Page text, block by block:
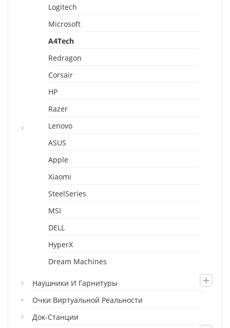
Logitech
Microsoft
A4Tech
Redragon
Corsair
HP
Razer
Lenovo
ASUS
Apple
Xiaomi
SteelSeries
MSI
DELL
HyperX
Dream Machines
Наушники И Гарнитуры
Очки Виртуальной Реальности
Док-Станции